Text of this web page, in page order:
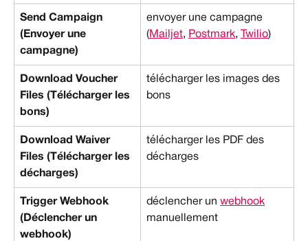
Send Campaign
(Envoyer une
campagne)
envoyer une campagne
( Mailjet, Postmark, Twilio)
Download Voucher
Files (Télécharger les
bons)
télécharger les images des
bons
Download Waiver
Files (Télécharger les
décharges)
télécharger les PDF des
décharges
Trigger Webhook
(Déclencher un
webhook)
déclencher un webhook
manuellement